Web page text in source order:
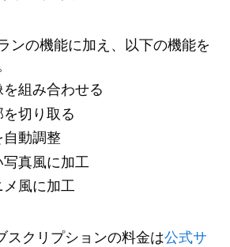
ンの機能に加え、以下の機能を
組み合わせる
切り取る
自動調整
真風に加工
風に加工
スクリプションの料金は公式サ